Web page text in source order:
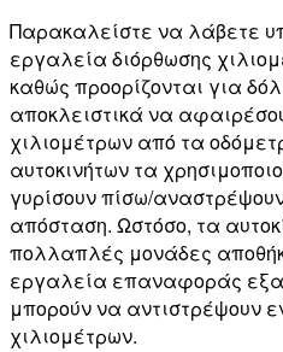
Παρακαλείστε να λάβετε
εργαλεία διόρθωσης
καθώς προορίζονται για
αποκλειστικά να
χιλιομέτρων από τα
αυτοκινήτων τα
γυρίσουν πίσω/
απόσταση. Ωστόσο, τα
πολλαπλές μονάδες
εργαλεία επαναφοράς
μπορούν να αντιστρέψουν
χιλιομέτρων.